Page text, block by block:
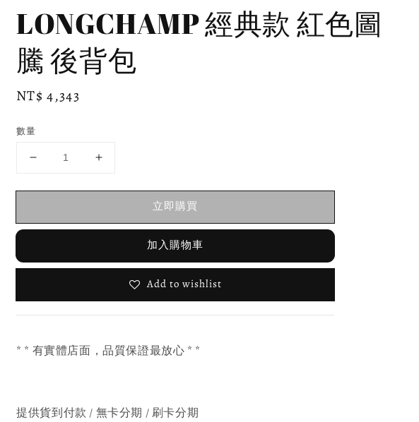
LONGCHAMP 經典款 紅色圖
騰 後背包
Regular
NT$ 4,343
數量
立即購買
加入購物車
Add to wishlist
* * 有實體店面，品質保證最放心 * *
提供貨到付款 / 無卡分期 / 刷卡分期